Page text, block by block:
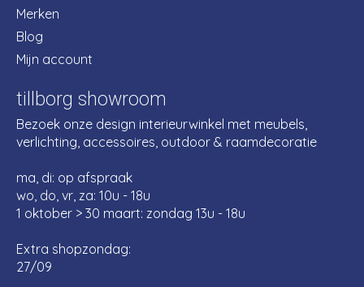
Merken
Blog
Mijn account
tillborg showroom
Bezoek onze design interieurwinkel met meubels,
verlichting, accessoires, outdoor & raamdecoratie
ma, di: op afspraak
wo, do, vr, za: 10u - 18u
1 oktober > 30 maart: zondag 13u - 18u
Extra shopzondag:
27/09